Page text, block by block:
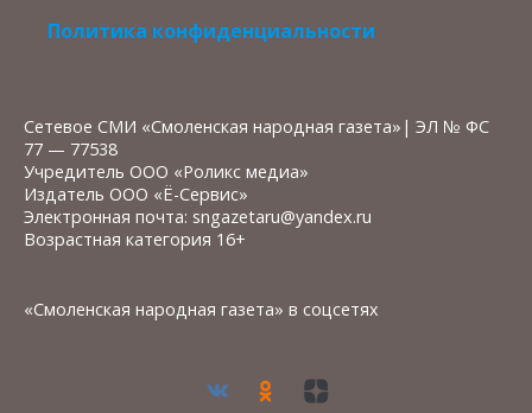
Политика конфиденциальности
Сетевое СМИ «Смоленская народная газета»| ЭЛ № ФС
77 — 77538
Учредитель ООО «Роликс медиа»
Издатель ООО «Ё-Сервис»
Электронная почта: sngazetaru@yandex.ru
Возрастная категория 16+
«Смоленская народная газета» в соцсетях